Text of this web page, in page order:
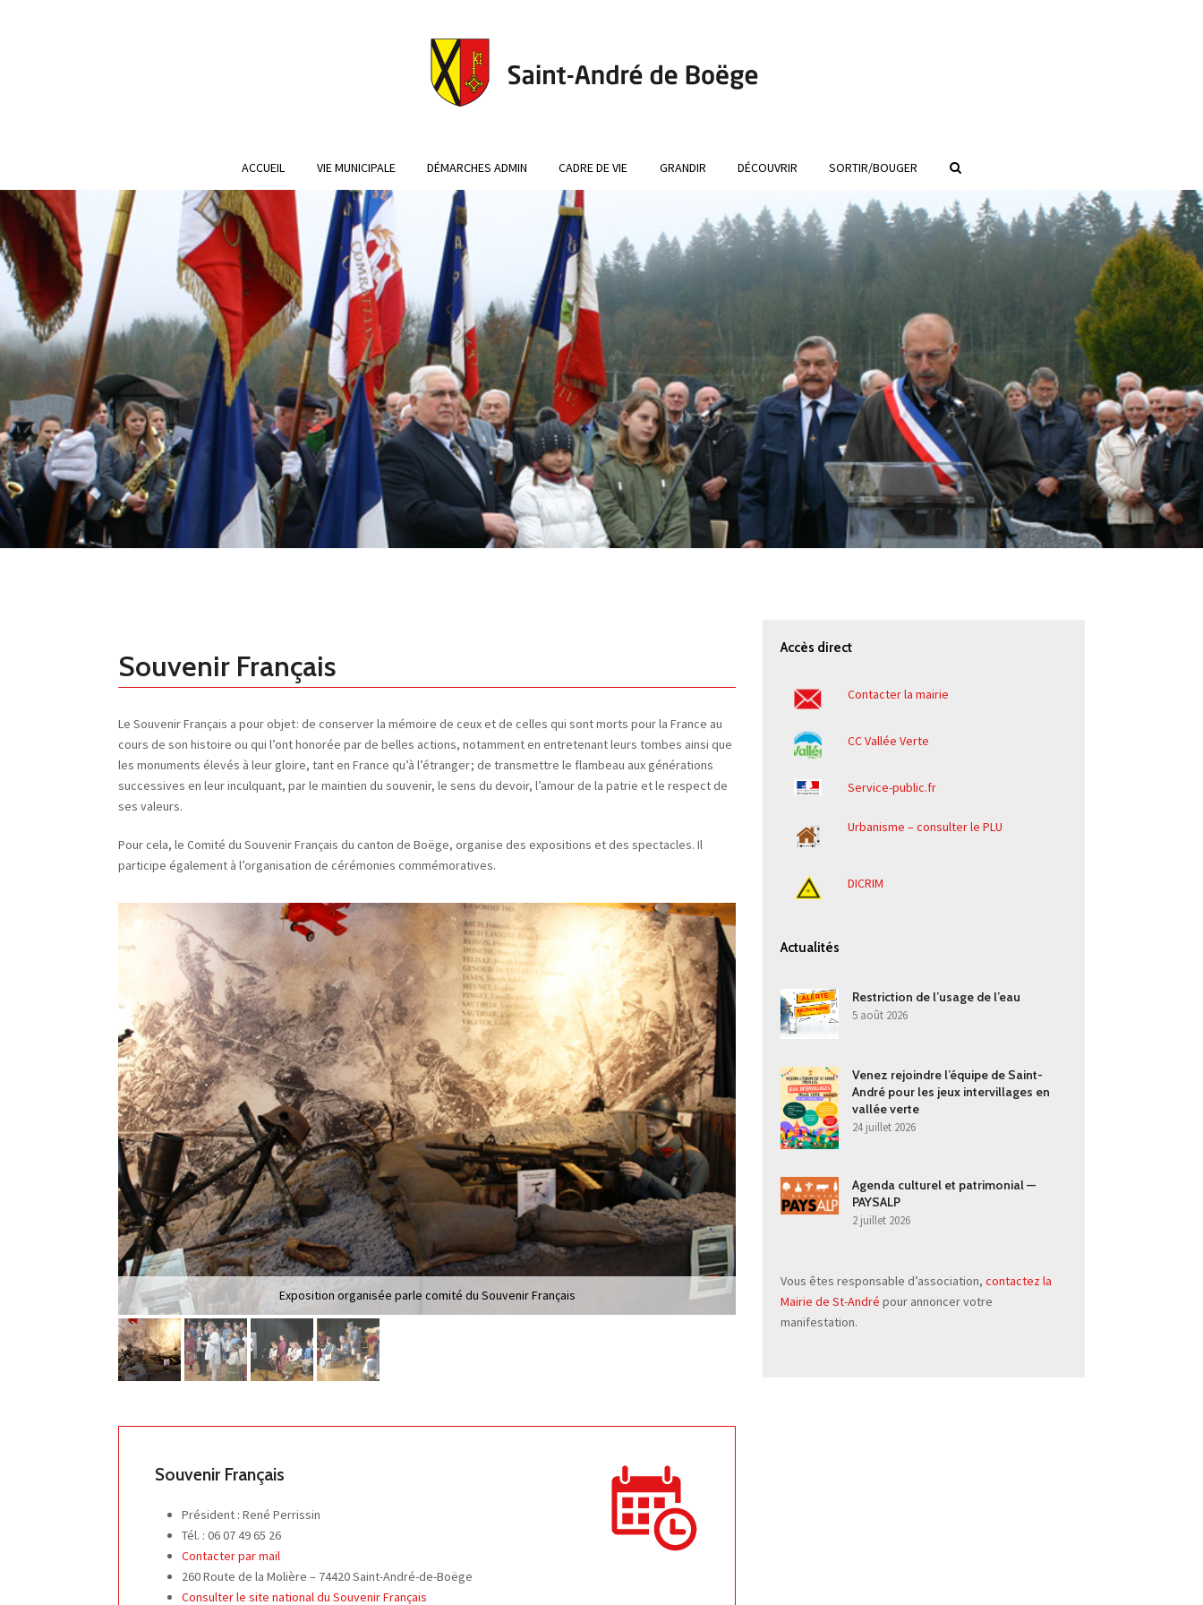
ACCUEIL VIE MUNICIPALE DÉMARCHES ADMIN CADRE DE VIE GRANDIR DÉCOUVRIR SORTIR/BOUGER
Souvenir Français
Le Souvenir Français a pour objet : de conserver la mémoire de ceux et de celles qui sont morts pour la France au
cours de son histoire ou qui l’ont honorée par de belles actions, notamment en entretenant leurs tombes ainsi que
les monuments élevés à leur gloire, tant en France qu’à l’étranger ; de transmettre le flambeau aux générations
successives en leur inculquant, par le maintien du souvenir, le sens du devoir, l’amour de la patrie et le respect de
ses valeurs.
Pour cela, le Comité du Souvenir Français du canton de Boëge, organise des expositions et des spectacles. Il
participe également à l’organisation de cérémonies commémoratives.
Exposition organisée parle comité du Souvenir Français
Souvenir Français
Président : René Perrissin
Tél. : 06 07 49 65 26
Contacter par mail
260 Route de la Molière – 74420 Saint-André-de-Boëge
Consulter le site national du Souvenir Français
Accès direct
Contacter la mairie
CC Vallée Verte
Service-public.fr
Urbanisme – consulter le PLU
DICRIM
Actualités
Restriction de l’usage de l’eau
5 août 2026
Venez rejoindre l’équipe de Saint-
André pour les jeux intervillages en
vallée verte
24 juillet 2026
Agenda culturel et patrimonial —
PAYSALP
2 juillet 2026
Vous êtes responsable d’association, contactez la
Mairie de St-André pour annoncer votre
manifestation.